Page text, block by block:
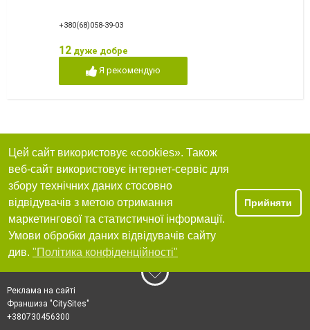
+380(68)058-39-03
12 дуже добре
Я рекомендую
Цей сайт використовує «cookies». Також
веб-сайт використовує інтернет-сервіс для
збору технічних даних стосовно
відвідувачів з метою отримання
маркетингової та статистичної інформації.
Умови обробки даних відвідувачів сайту
див. "Політика конфіденційності"
Прийняти
Реклама на сайті
Франшиза "CitySites"
+380730456300